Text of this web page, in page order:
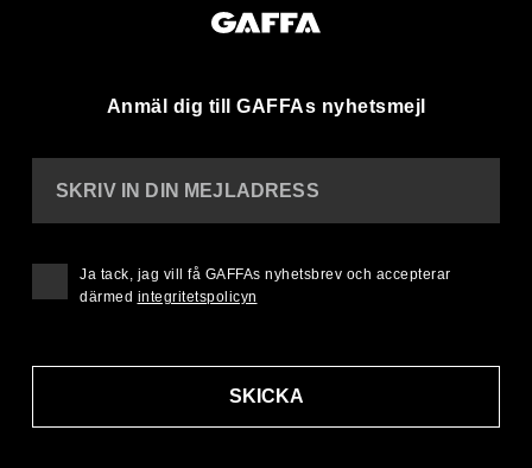
Anmäl dig till GAFFAs nyhetsmejl
SKRIV IN DIN MEJLADRESS
SKICKA
Ja tack, jag vill få GAFFAs nyhetsbrev och accepterar
därmed integritetspolicyn